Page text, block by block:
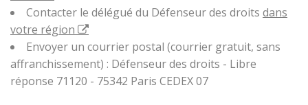
Contacter le délégué du Défenseur des droits dans
votre région
Envoyer un courrier postal (courrier gratuit, sans
affranchissement) : Défenseur des droits - Libre
réponse 71120 - 75342 Paris CEDEX 07